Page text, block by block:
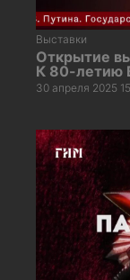
Выставки
Открытие
К 80-летию
30 апреля 2025